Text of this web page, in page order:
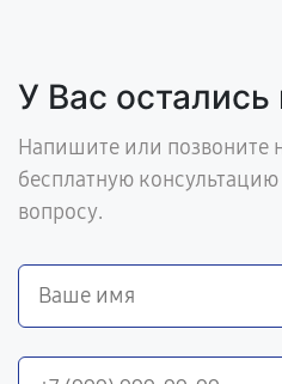
У Вас
Напишите или позвоните
бесплатную
вопросу.